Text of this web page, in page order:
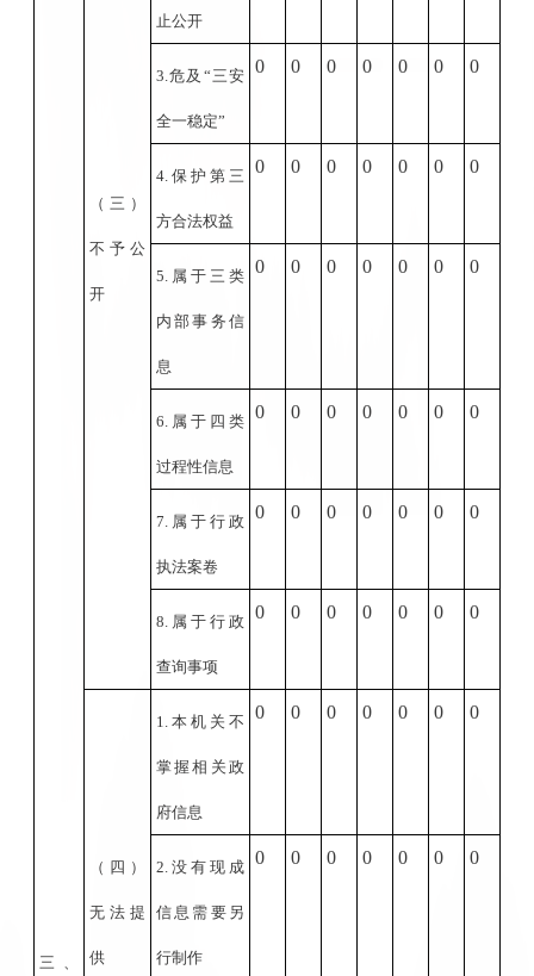
三、
（三）
不予公
开
止公开
3. 危及“三安
全一稳定”
0 0 0 0 0 0 0
4. 保护第三
方合法权益
0 0 0 0 0 0 0
5. 属于三类
内部事务信
息
0 0 0 0 0 0 0
6. 属于四类
过程性信息
0 0 0 0 0 0 0
7. 属于行政
执法案卷
0 0 0 0 0 0 0
8. 属于行政
查询事项
0 0 0 0 0 0 0
（四）
无法提
供
1. 本机关不
掌握相关政
府信息
0 0 0 0 0 0 0
2. 没有现成
信息需要另
行制作
0 0 0 0 0 0 0